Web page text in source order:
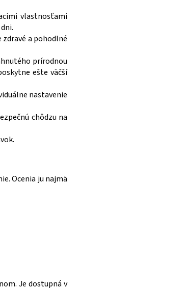
vlastnosťami
a pohodlné
prírodnou
ešte väčší
nastavenie
chôdzu na
Ocenia ju najmä
Je dostupná v